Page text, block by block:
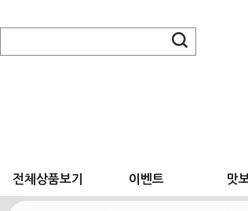
전체상품보기 이벤트 맛